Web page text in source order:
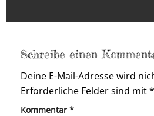
Schreibe einen
Deine E-Mail-Adresse wird
Erforderliche Felder sind mit*
Kommentar *